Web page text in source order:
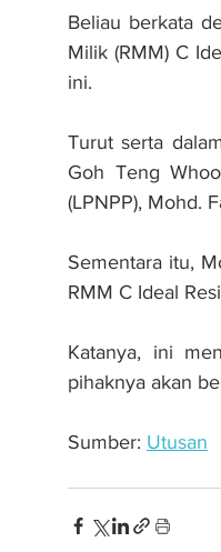
Beliau berkata
Milik (RMM) C
ini.
Turut serta
Goh Teng
(LPNPP), Mohd.
Sementara itu,
RMM C Ideal
Katanya, ini
pihaknya akan
Sumber: Utusan